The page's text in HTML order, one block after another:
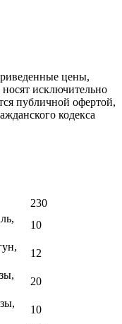
цены,
исключительно
публичной офертой,
кодекса
230
10
12
20
10